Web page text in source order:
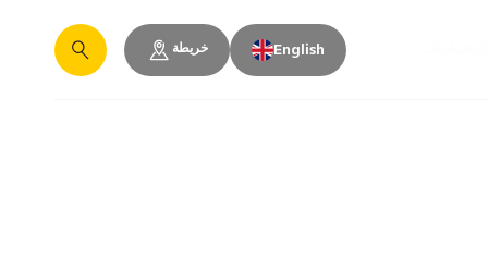
English خريطة
يبحث